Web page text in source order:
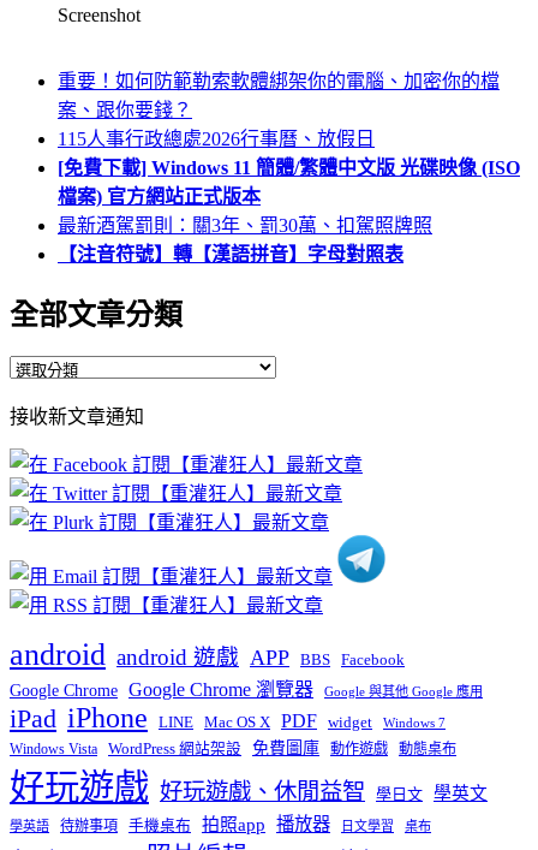
Screenshot
重要！如何防範勒索軟體綁架你的電腦、加密你的檔
案、跟你要錢？
115人事行政總處2026行事曆、放假日
[免費下載] Windows 11 簡體/繁體中文版 光碟映像 (ISO
檔案) 官方網站正式版本
最新酒駕罰則：關3年、罰30萬、扣駕照牌照
【注音符號】轉【漢語拼音】字母對照表
全部文章分類
全
文
章
分
類
接收新文章通知
android android 遊戲 APP BBS Facebook
Google Chrome Google Chrome 瀏覽器 Google 與其他 Google 應用
iPad iPhone LINE Mac OS X PDF widget Windows 7
Windows Vista WordPress 網站架設 免費圖庫 動作遊戲 動態桌布
好玩遊戲 好玩遊戲、休閒益智 學日文 學英文
學英語 待辦事項 手機桌布 拍照app 播放器 日文學習 桌布